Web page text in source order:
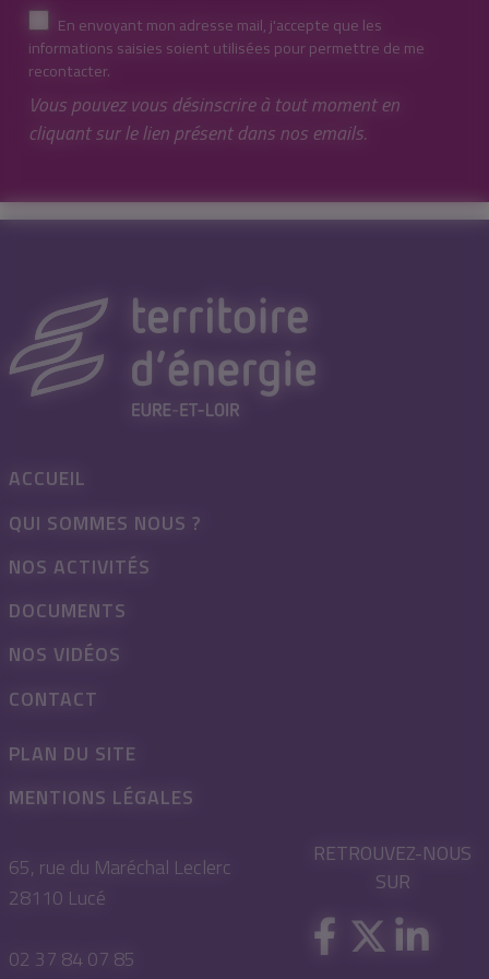
En envoyant mon adresse mail, j'accepte que les
informations saisies soient utilisées pour permettre de me
recontacter.
Vous pouvez vous désinscrire à tout moment en
cliquant sur le lien présent dans nos emails.
65, rue du Maréchal Leclerc
28110 Lucé
02 37 84 07 85
ACCUEIL
QUI SOMMES NOUS ?
NOS ACTIVITÉS
DOCUMENTS
NOS VIDÉOS
CONTACT
PLAN DU SITE
MENTIONS LÉGALES
RETROUVEZ-NOUS
SUR